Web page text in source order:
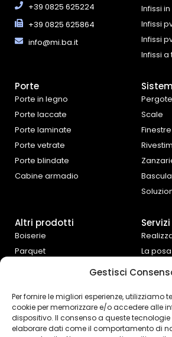
Gestisci
Per fornire le migliori esperienze, utilizziamo
cookie per memorizzare e/o accedere alle
dispositivo. Il consenso a queste
elaborare dati come il comportamento di
+39 0825 625224
+39 0825 625864
info@mi.ba.it
Infissi
Infissi
Infissi
Infissi
Porte
Porte in legno
Porte laccate
Porte laminate
Porte vetrate
Porte blindate
Cabine armadio
Scale
Altri prodotti
Boiserie
Parquet
d’arredo
Controtelai Scrigno
Servizi
La